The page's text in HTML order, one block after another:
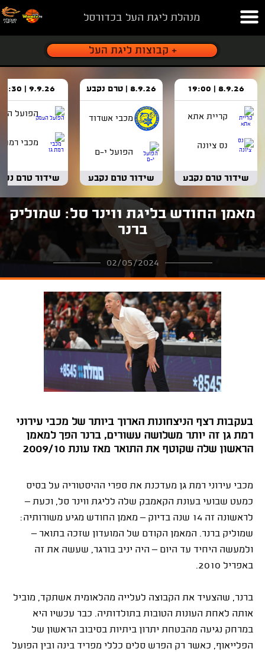
מנהלת ליגת העל בכדורסל
8.9.26 | 19:00
קריית אתא
נס ציונה
שידור טרם נקבע
8.9.26 | טרם נקבע
מכבי אשדוד
הפועל י-ם
שידור טרם נקבע
9.9.26 | 18:30
הפועל
מכבי רמת
שידור טרם
מאמן החודש בליגת ווינר סל: שמוליק
ברנר
02/05/2024
בעקבות רצף הניצחונות הארוך ביותר של מכבי עירוני
רמת גן זה יותר משלושה עשורים, ברנר הפך למאמן
הראשון שלה שקוטף את התואר מאז עונת 2009/10
מכבי עירוני רמת גן מעדכנת את ספרי ההיסטוריה על בסיס
כמעט שבועי בעונת הקאמבק שלה לליגת ווינר סל, וכעת –
לראשונה זה 14 שנה בדיוק – מאמן החודש מגיע משורותיה:
שמוליק ברנר. המאמן הקודם של המועדון שזכה בתואר –
ולמעשה היחיד עד היום – היה יניב בורגר, שעשה את זה
באפריל 2010.
ברנר, שהצעיד את הקבוצה לעלייה מהלאומית אשתקד, מוביל
אותה לאחת העונות הטובות בתולדותיה. כבר עכשיו היא
במרחק נגיעה מהבטחת יתרון ביתיות בסיבוב הראשון של
הפלייאוף, כאשר רק הפרש סלים כללי מפריד בינה ובין הפועל